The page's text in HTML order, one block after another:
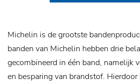
Michelin is de grootste
banden van Michelin hebben drie
gecombineerd in één band, namelijk
en besparing van brandstof.